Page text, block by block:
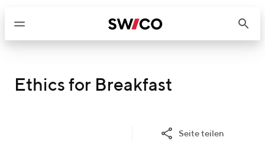
Ethics for Breakfast
Seite teilen